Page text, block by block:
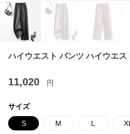
ハイウエスト パンツ ハイウエ
11,020 円
サイズ
S M L XL